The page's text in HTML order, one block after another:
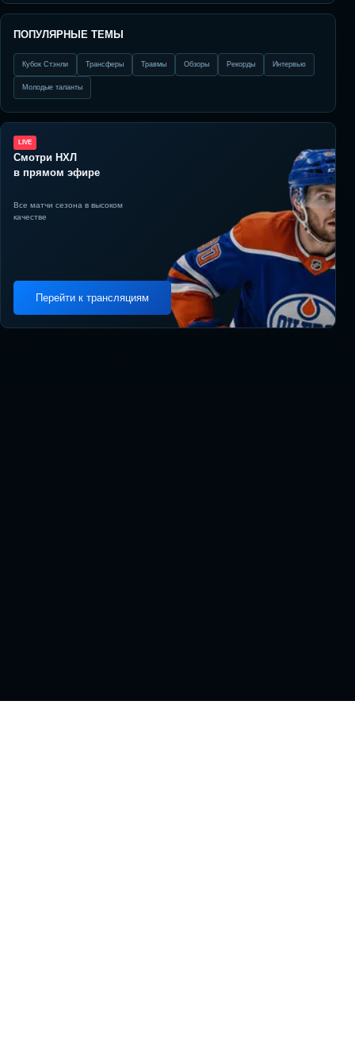
ПОПУЛЯРНЫЕ ТЕМЫ
Кубок Стэнли Трансферы Травмы Обзоры Рекорды Интервью
Молодые таланты
LIVE
Смотри НХЛ
в прямом эфире
Все матчи сезона в высоком
качестве
Перейти к трансляциям